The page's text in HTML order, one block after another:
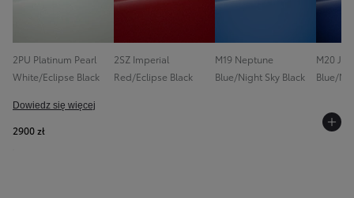
2PU Platinum Pearl
White/Eclipse Black
2SZ Imperial
Red/Eclipse Black
M19 Neptune
Blue/Night Sky Black
M20
Blue/
Dowiedz się więcej
2900 zł